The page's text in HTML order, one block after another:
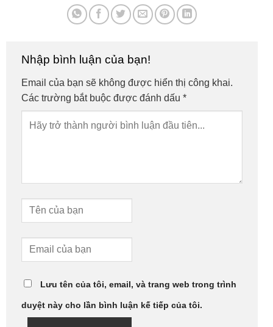
Nhập bình luận của bạn!
Email của bạn sẽ không được hiển thị công khai.
Các trường bắt buộc được đánh dấu *
Lưu tên của tôi, email, và trang web trong trình
duyệt này cho lần bình luận kế tiếp của tôi.